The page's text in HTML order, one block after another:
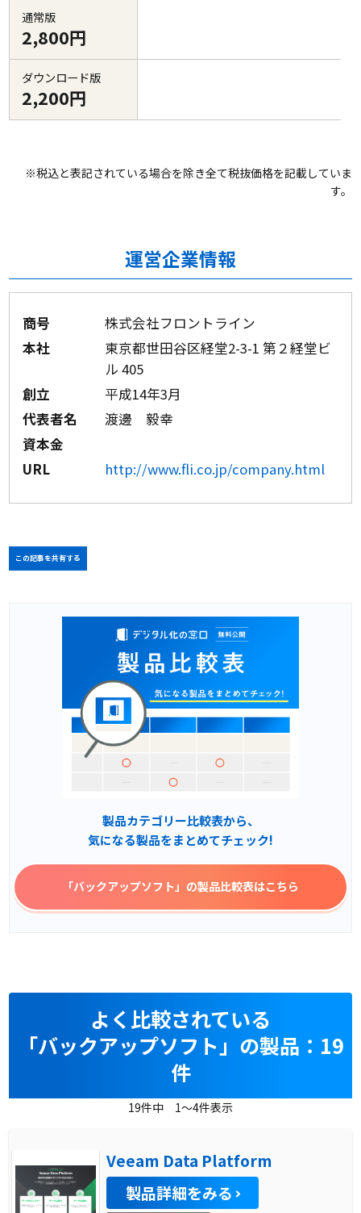
通常版
2,800円
ダウンロード版
2,200円
※税込と表記されている場合を除き全て税抜価格を記載していま
す。
運営企業情報
商号
株式会社フロントライン
本社
東京都世田谷区経堂2-3-1 第２経堂ビ
ル 405
創立
平成14年3月
代表者名
渡邊 毅幸
資本金
URL
http://www.fli.co.jp/company.html
この記事を共有する
製品カテゴリー比較表から、
気になる製品をまとめてチェック!
「バックアップソフト」 の製品比較表はこちら
よく比較されている
「バックアップソフト」の製品：19
件
19件中 1～4件表示
Veeam Data Platform
製品詳細をみる